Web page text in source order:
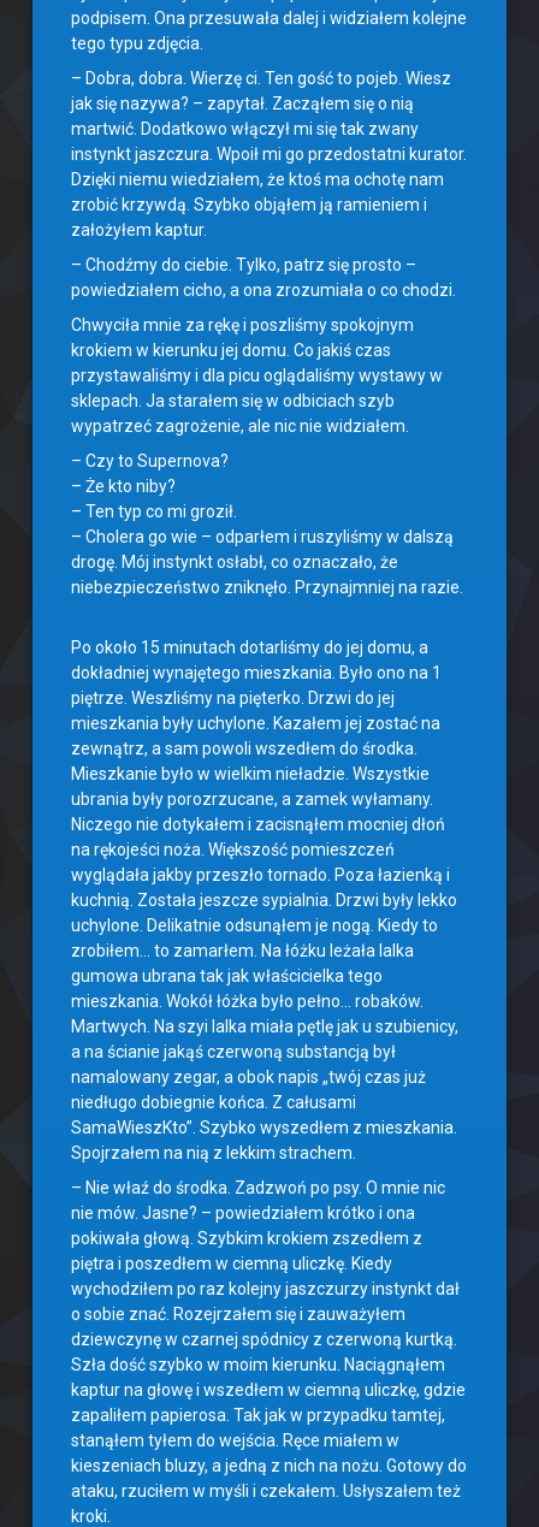
podpisem. Ona przesuwała dalej i widziałem kolejne
tego typu zdjęcia.
– Dobra, dobra. Wierzę ci. Ten gość to pojeb. Wiesz
jak się nazywa? – zapytał. Zacząłem się o nią
martwić. Dodatkowo włączył mi się tak zwany
instynkt jaszczura. Wpoił mi go przedostatni kurator.
Dzięki niemu wiedziałem, że ktoś ma ochotę nam
zrobić krzywdą. Szybko objąłem ją ramieniem i
założyłem kaptur.
– Chodźmy do ciebie. Tylko, patrz się prosto –
powiedziałem cicho, a ona zrozumiała o co chodzi.
Chwyciła mnie za rękę i poszliśmy spokojnym
krokiem w kierunku jej domu. Co jakiś czas
przystawaliśmy i dla picu oglądaliśmy wystawy w
sklepach. Ja starałem się w odbiciach szyb
wypatrzeć zagrożenie, ale nic nie widziałem.
– Czy to Supernova?
– Że kto niby?
– Ten typ co mi groził.
– Cholera go wie – odparłem i ruszyliśmy w dalszą
drogę. Mój instynkt osłabł, co oznaczało, że
niebezpieczeństwo zniknęło. Przynajmniej na razie.
Po około 15 minutach dotarliśmy do jej domu, a
dokładniej wynajętego mieszkania. Było ono na 1
piętrze. Weszliśmy na pięterko. Drzwi do jej
mieszkania były uchylone. Kazałem jej zostać na
zewnątrz, a sam powoli wszedłem do środka.
Mieszkanie było w wielkim nieładzie. Wszystkie
ubrania były porozrzucane, a zamek wyłamany.
Niczego nie dotykałem i zacisnąłem mocniej dłoń
na rękojeści noża. Większość pomieszczeń
wyglądała jakby przeszło tornado. Poza łazienką i
kuchnią. Została jeszcze sypialnia. Drzwi były lekko
uchylone. Delikatnie odsunąłem je nogą. Kiedy to
zrobiłem… to zamarłem. Na łóżku leżała lalka
gumowa ubrana tak jak właścicielka tego
mieszkania. Wokół łóżka było pełno… robaków.
Martwych. Na szyi lalka miała pętlę jak u szubienicy,
a na ścianie jakąś czerwoną substancją był
namalowany zegar, a obok napis „twój czas już
niedługo dobiegnie końca. Z całusami
SamaWieszKto”. Szybko wyszedłem z mieszkania.
Spojrzałem na nią z lekkim strachem.
– Nie właź do środka. Zadzwoń po psy. O mnie nic
nie mów. Jasne? – powiedziałem krótko i ona
pokiwała głową. Szybkim krokiem zszedłem z
piętra i poszedłem w ciemną uliczkę. Kiedy
wychodziłem po raz kolejny jaszczurzy instynkt dał
o sobie znać. Rozejrzałem się i zauważyłem
dziewczynę w czarnej spódnicy z czerwoną kurtką.
Szła dość szybko w moim kierunku. Naciągnąłem
kaptur na głowę i wszedłem w ciemną uliczkę, gdzie
zapaliłem papierosa. Tak jak w przypadku tamtej,
stanąłem tyłem do wejścia. Ręce miałem w
kieszeniach bluzy, a jedną z nich na nożu. Gotowy do
ataku, rzuciłem w myśli i czekałem. Usłyszałem też
kroki.